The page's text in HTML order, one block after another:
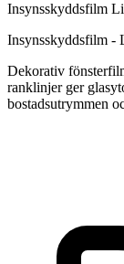
Insynsskyddsfilm
Insynsskyddsfilm -
Dekorativ
ranklinjer ger
bostadsutrymmen